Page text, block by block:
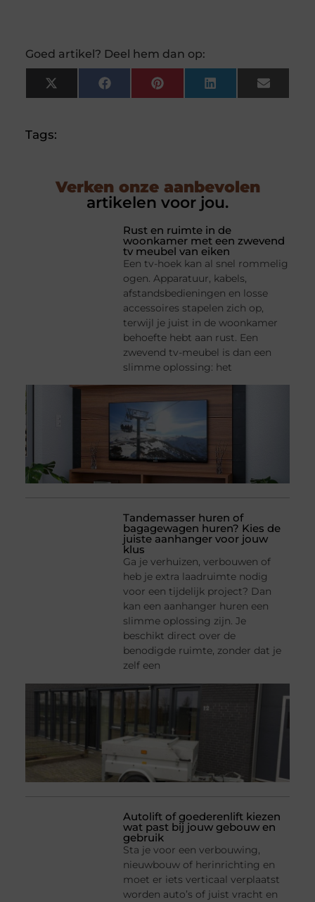
Goed artikel? Deel hem dan op:
X
(Twitter)
FacebookPinterestLinkedInEmail
Tags:
Verken onze aanbevolen
artikelen voor jou.
Rust en ruimte in de
woonkamer met een zwevend
tv meubel van eiken
Een tv-hoek kan al snel rommelig
ogen. Apparatuur, kabels,
afstandsbedieningen en losse
accessoires stapelen zich op,
terwijl je juist in de woonkamer
behoefte hebt aan rust. Een
zwevend tv-meubel is dan een
slimme oplossing: het
Tandemasser huren of
bagagewagen huren? Kies de
juiste aanhanger voor jouw
klus
Ga je verhuizen, verbouwen of
heb je extra laadruimte nodig
voor een tijdelijk project? Dan
kan een aanhanger huren een
slimme oplossing zijn. Je
beschikt direct over de
benodigde ruimte, zonder dat je
zelf een
Autolift of goederenlift kiezen
wat past bij jouw gebouw en
gebruik
Sta je voor een verbouwing,
nieuwbouw of herinrichting en
moet er iets verticaal verplaatst
worden auto’s of juist vracht en